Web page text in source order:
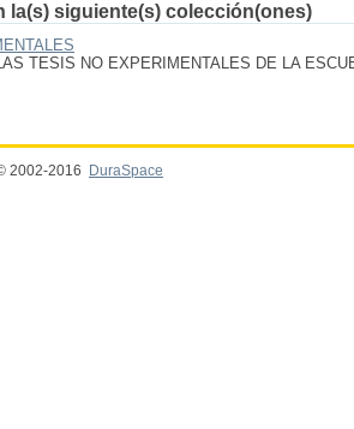
la(s) siguiente(s) colección(ones)
TESIS NO EXPERIMENTALES DE LA
2002-2016
DuraSpace